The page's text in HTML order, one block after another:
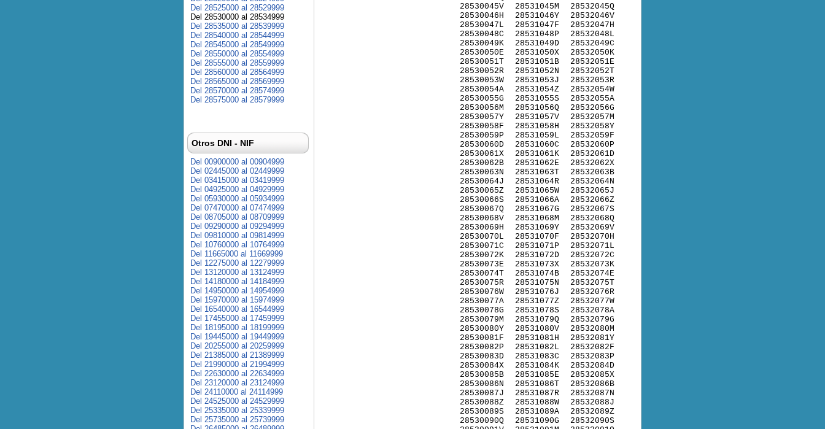
28530045V
28530046H
28530047L
28530048C
28530049K
28530050E
28530051T
28530052R
28530053W
28530054A
28530055G
28530056M
28530057Y
28530058F
28530059P
28530060D
28530061X
28530062B
28530063N
28530064J
28530065Z
28530066S
28530067Q
28530068V
28530069H
28530070L
28530071C
28530072K
28530073E
28530074T
28530075R
28530076W
28530077A
28530078G
28530079M
28530080Y
28530081F
28530082P
28530083D
28530084X
28530085B
28530086N
28530087J
28530088Z
28530089S
28530090Q
28531045M
28531046Y
28531047F
28531048P
28531049D
28531050X
28531051B
28531052N
28531053J
28531054Z
28531055S
28531056Q
28531057V
28531058H
28531059L
28531060C
28531061K
28531062E
28531063T
28531064R
28531065W
28531066A
28531067G
28531068M
28531069Y
28531070F
28531071P
28531072D
28531073X
28531074B
28531075N
28531076J
28531077Z
28531078S
28531079Q
28531080V
28531081H
28531082L
28531083C
28531084K
28531085E
28531086T
28531087R
28531088W
28531089A
28531090G
28532045Q
28532046V
28532047H
28532048L
28532049C
28532050K
28532051E
28532052T
28532053R
28532054W
28532055A
28532056G
28532057M
28532058Y
28532059F
28532060P
28532061D
28532062X
28532063B
28532064N
28532065J
28532066Z
28532067S
28532068Q
28532069V
28532070H
28532071L
28532072C
28532073K
28532074E
28532075T
28532076R
28532077W
28532078A
28532079G
28532080M
28532081Y
28532082F
28532083P
28532084D
28532085X
28532086B
28532087N
28532088J
28532089Z
28532090S
Del 28525000 al 28529999
Del 28530000 al 28534999
Del 28535000 al 28539999
Del 28540000 al 28544999
Del 28545000 al 28549999
Del 28550000 al 28554999
Del 28555000 al 28559999
Del 28560000 al 28564999
Del 28565000 al 28569999
Del 28570000 al 28574999
Del 28575000 al 28579999
Otros DNI - NIF
Del 00900000 al 00904999
Del 02445000 al 02449999
Del 03415000 al 03419999
Del 04925000 al 04929999
Del 05930000 al 05934999
Del 07470000 al 07474999
Del 08705000 al 08709999
Del 09290000 al 09294999
Del 09810000 al 09814999
Del 10760000 al 10764999
Del 11665000 al 11669999
Del 12275000 al 12279999
Del 13120000 al 13124999
Del 14180000 al 14184999
Del 14950000 al 14954999
Del 15970000 al 15974999
Del 16540000 al 16544999
Del 17455000 al 17459999
Del 18195000 al 18199999
Del 19445000 al 19449999
Del 20255000 al 20259999
Del 21385000 al 21389999
Del 21990000 al 21994999
Del 22630000 al 22634999
Del 23120000 al 23124999
Del 24110000 al 24114999
Del 24525000 al 24529999
Del 25335000 al 25339999
Del 25735000 al 25739999